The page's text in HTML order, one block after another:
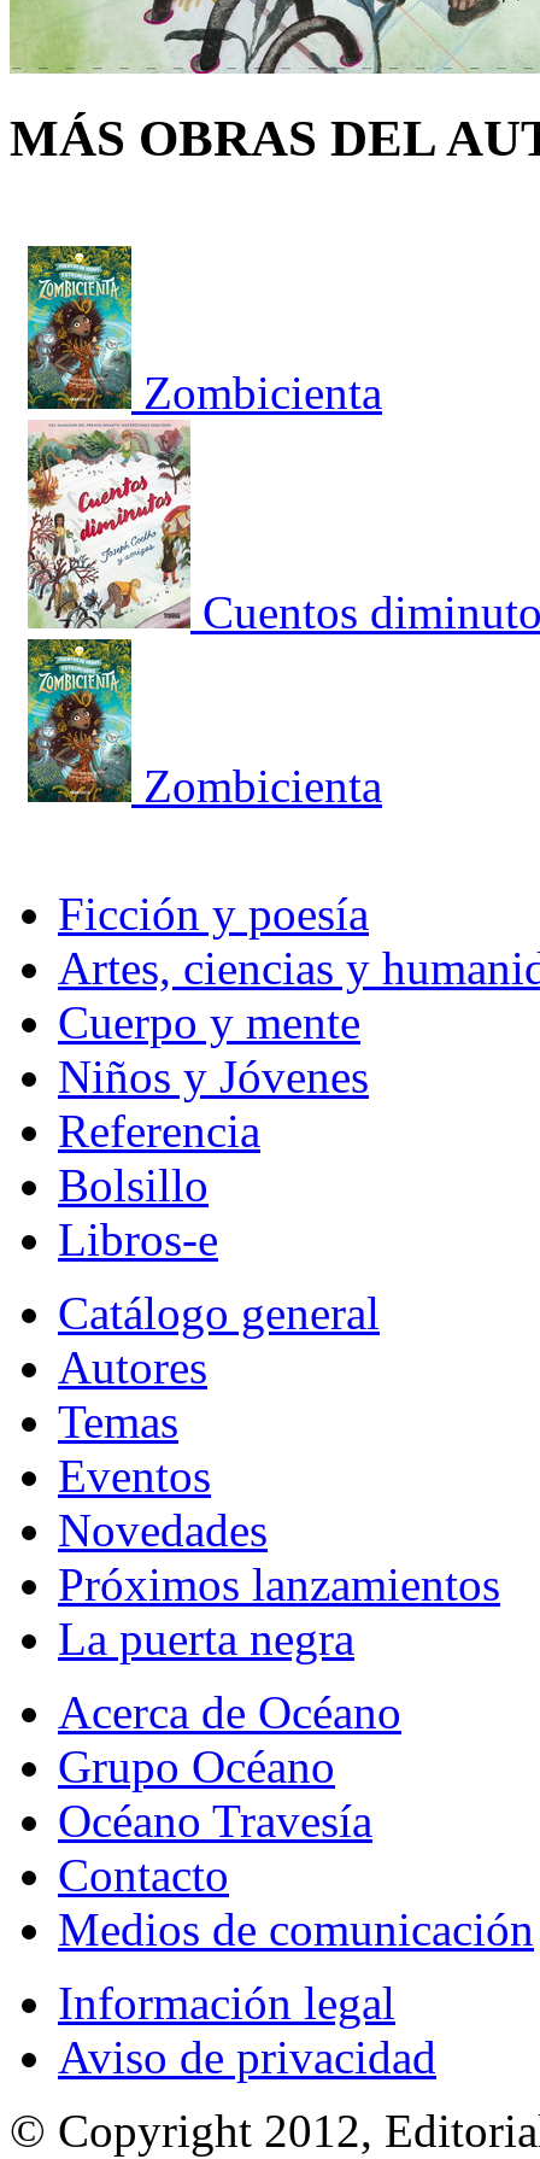
MÁS OBRAS DEL
Zombicienta
Cuentos
Zombicienta
Ficción y poesía
Artes, ciencias y
Cuerpo y mente
Niños y Jóvenes
Referencia
Bolsillo
Libros-e
Catálogo general
Autores
Temas
Eventos
Novedades
Próximos lanzamientos
La puerta negra
Acerca de Océano
Grupo Océano
Océano Travesía
Contacto
Medios de comunicación
Información legal
Aviso de privacidad
© Copyright 2012,